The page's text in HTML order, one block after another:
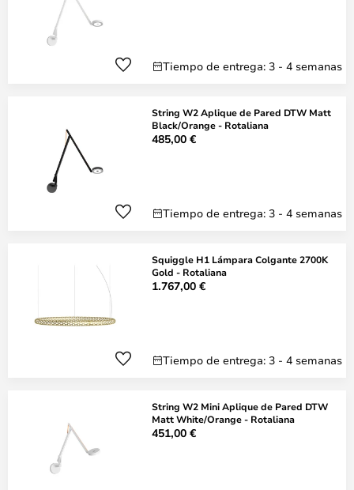
Tiempo de entrega: 3 - 4 semanas
String W2 Aplique de Pared DTW Matt
Black/Orange - Rotaliana
485,00 €
Tiempo de entrega: 3 - 4 semanas
Squiggle H1 Lámpara Colgante 2700K
Gold - Rotaliana
1.767,00 €
Tiempo de entrega: 3 - 4 semanas
String W2 Mini Aplique de Pared DTW
Matt White/Orange - Rotaliana
451,00 €